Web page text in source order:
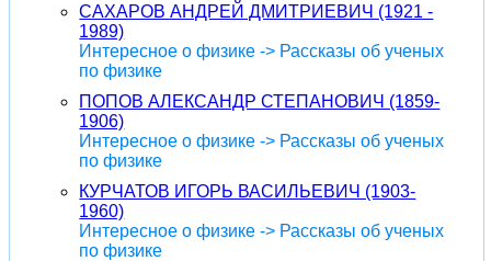
САХАРОВ АНДРЕЙ ДМИТРИЕВИЧ (1921 -
1989)
Интересное о физике -> Рассказы об ученых
по физике
ПОПОВ АЛЕКСАНДР СТЕПАНОВИЧ (1859-
1906)
Интересное о физике -> Рассказы об ученых
по физике
КУРЧАТОВ ИГОРЬ ВАСИЛЬЕВИЧ (1903-
1960)
Интересное о физике -> Рассказы об ученых
по физике